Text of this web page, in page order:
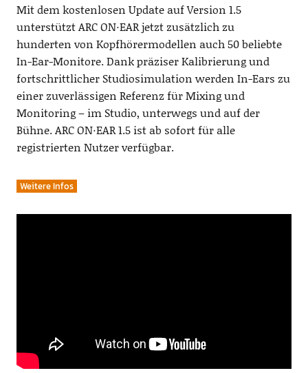
Mit dem kostenlosen Update auf Version 1.5
unterstützt ARC ON·EAR jetzt zusätzlich zu
hunderten von Kopfhörermodellen auch 50 beliebte
In-Ear-Monitore. Dank präziser Kalibrierung und
fortschrittlicher Studiosimulation werden In-Ears zu
einer zuverlässigen Referenz für Mixing und
Monitoring – im Studio, unterwegs und auf der
Bühne. ARC ON·EAR 1.5 ist ab sofort für alle
registrierten Nutzer verfügbar.
Weitere Infos